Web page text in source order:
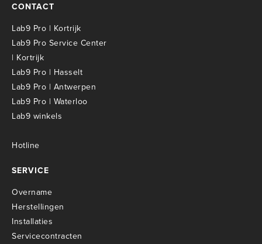
CONTACT
Lab9 Pro | Kortrijk
Lab9 Pro Service Center
| Kortrijk
Lab9 Pro | Hasselt
Lab9 Pro | Antwerpen
Lab9 Pro | Waterloo
Lab9 winkels
Hotline
SERVICE
Overname
Herstellingen
Installaties
Servicecontracten